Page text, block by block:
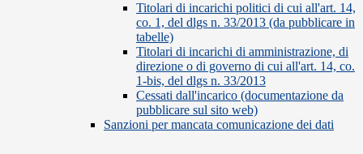
Titolari di incarichi politici di cui all'art. 14,
co. 1, del dlgs n. 33/2013 (da pubblicare in
tabelle)
Titolari di incarichi di amministrazione, di
direzione o di governo di cui all'art. 14, co.
1-bis, del dlgs n. 33/2013
Cessati dall'incarico (documentazione da
pubblicare sul sito web)
Sanzioni per mancata comunicazione dei dati